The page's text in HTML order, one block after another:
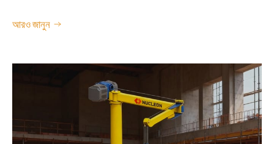
আরও জানুন